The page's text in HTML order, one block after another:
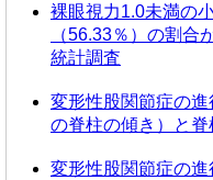
裸眼視力1.0未満の
（56.33％）の割合
統計調査
変形性股関節症の
の脊柱の傾き）と
変形性股関節症の